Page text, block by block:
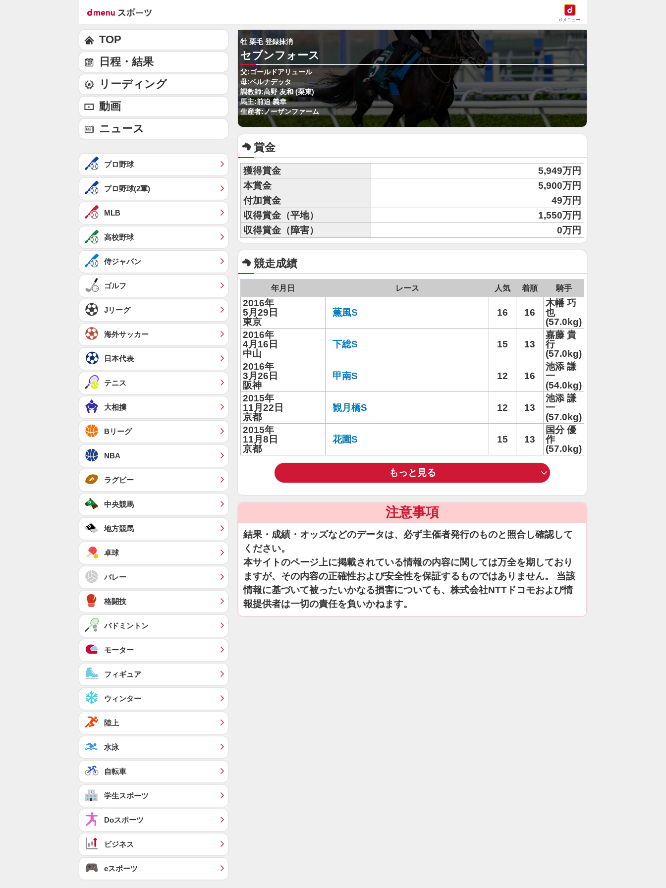
dメニュー
牡 栗毛 登録抹消
セブンフォース
父:ゴールドアリュール
母:ベルナデッタ
調教師:高野 友和 (栗東)
馬主:前迫 義幸
生産者:ノーザンファーム
賞金
獲得賞金
5,949万円
本賞金
5,900万円
付加賞金
49万円
収得賞金（平地）
1,550万円
収得賞金（障害）
0万円
競走成績
年月日 レース 人気 着順 騎手
2016年
5月29日
東京
薫風S 16 16
木幡 巧
也
(57.0kg)
2016年
4月16日
中山
下総S 15 13
嘉藤 貴
行
(57.0kg)
2016年
3月26日
阪神
甲南S 12 16
池添 謙
一
(54.0kg)
2015年
11月22日
京都
観月橋S 12 13
池添 謙
一
(57.0kg)
2015年
11月8日
京都
花園S 15 13
国分 優
作
(57.0kg)
もっと見る
注意事項
結果・成績・オッズなどのデータは、必ず主催者発行のものと照合し確認して
ください。
本サイトのページ上に掲載されている情報の内容に関しては万全を期しており
ますが、その内容の正確性および安全性を保証するものではありません。 当該
情報に基づいて被ったいかなる損害についても、株式会社NTTドコモおよび情
報提供者は一切の責任を負いかねます。
TOP
日程・結果
リーディング
動画
ニュース
プロ野球
プロ野球(2軍)
MLB
高校野球
侍ジャパン
ゴルフ
Jリーグ
海外サッカー
日本代表
テニス
大相撲
Bリーグ
NBA
ラグビー
中央競馬
地方競馬
卓球
バレー
格闘技
バドミントン
モーター
フィギュア
ウィンター
陸上
水泳
自転車
学生スポーツ
Doスポーツ
ビジネス
eスポーツ